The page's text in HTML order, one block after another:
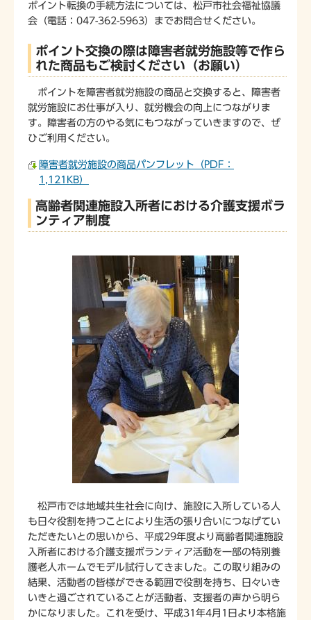
ポイント転換の手続方法については、松戸市社会福祉協議
会（電話：047-362-5963）までお問合せください。
ポイント交換の際は障害者就労施設等で作ら
れた商品もご検討ください（お願い）
ポイントを障害者就労施設の商品と交換すると、障害者
就労施設にお仕事が入り、就労機会の向上につながりま
す。障害者の方のやる気にもつながっていきますので、ぜ
ひご利用ください。
障害者就労施設の商品パンフレット（PDF：
1,121KB）
高齢者関連施設入所者における介護支援ボラ
ンティア制度
松戸市では地域共生社会に向け、施設に入所している人
も日々役割を持つことにより生活の張り合いにつなげてい
ただきたいとの思いから、平成29年度より高齢者関連施設
入所者における介護支援ボランティア活動を一部の特別養
護老人ホームでモデル試行してきました。この取り組みの
結果、活動者の皆様ができる範囲で役割を持ち、日々いき
いきと過ごされていることが活動者、支援者の声から明ら
かになりました。これを受け、平成31年4月1日より本格施